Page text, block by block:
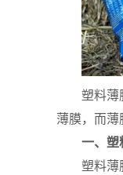
塑料薄
薄膜，而薄
一、塑
塑料薄